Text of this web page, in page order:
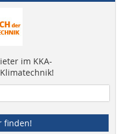
im KKA-
finden!